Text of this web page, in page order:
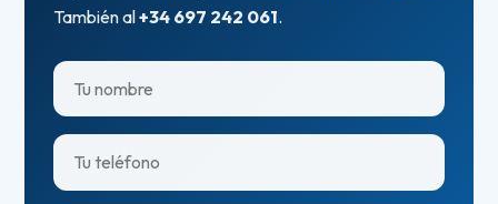
También al+34 697 242 061.